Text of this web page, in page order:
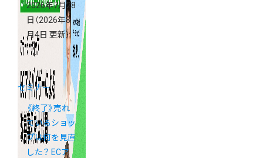
2026年7月28
日 （2026年8
月4日 更新）
セミナー
《終了》売れ
ているショッ
プは何を見直
した？ ECア